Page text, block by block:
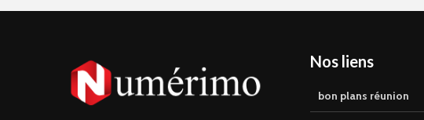
Nos liens
bon plans réunion